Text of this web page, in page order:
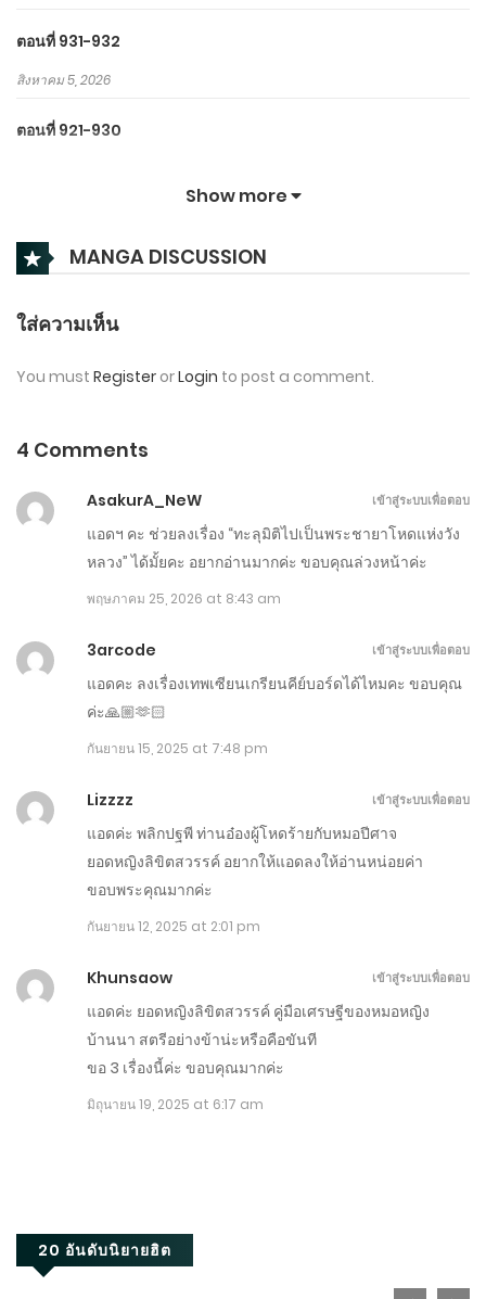
ตอนที่ 931-932
สิงหาคม 5, 2026
ตอนที่ 921-930
กรกฎาคม 26, 2026
ตอนที่ 901-910
เมษายน 11, 2026
ตอนที่ 601-700
ตอนที่ 501-600
มกราคม 1, 2026
ตอนที่ 401-500
พฤศจิกายน 12, 2025
ตอนที่ 301-400 - แก้แล้ว
ตอนที่ 201-300
สิงหาคม 3, 2025
ตอนที่ 99-200
มิถุนายน 13, 2025
ตอนที่ 1-98
Show more
MANGA DISCUSSION
ใส่ความเห็น
You must Register orLogin to post a comment.
4 Comments
AsakurA_NeW
แอดฯ คะ ช่วยลงเรื่อง “ทะลุมิติไปเป็นพระชายาโหดแห่งวัง
หลวง” ได้มั้ยคะ อยากอ่านมากค่ะ ขอบคุณล่วงหน้าค่ะ
พฤษภาคม 25, 2026 at 8:43 am
เข้าสู่ระบบเพื่อตอบ
3arcode
แอดคะ ลงเรื่องเทพเซียนเกรียนคีย์บอร์ดได้ไหมคะ ขอบคุณ
ค่ะ🙏🏼🫶🏻
กันยายน 15, 2025 at 7:48 pm
เข้าสู่ระบบเพื่อตอบ
Lizzzz
แอดค่ะ พลิกปฐพี ท่านอ๋องผู้โหดร้ายกับหมอปีศาจ
ยอดหญิงลิขิตสวรรค์ อยากให้แอดลงให้อ่านหน่อยค่า
ขอบพระคุณมากค่ะ
กันยายน 12, 2025 at 2:01 pm
เข้าสู่ระบบเพื่อตอบ
Khunsaow
แอดค่ะ ยอดหญิงลิขิตสวรรค์ คู่มือเศรษฐีของหมอหญิง
บ้านนา สตรีอย่างข้าน่ะหรือคือขันที
ขอ 3 เรื่องนี้ค่ะ ขอบคุณมากค่ะ
มิถุนายน 19, 2025 at 6:17 am
เข้าสู่ระบบเพื่อตอบ
20 อันดับนิยายฮิต